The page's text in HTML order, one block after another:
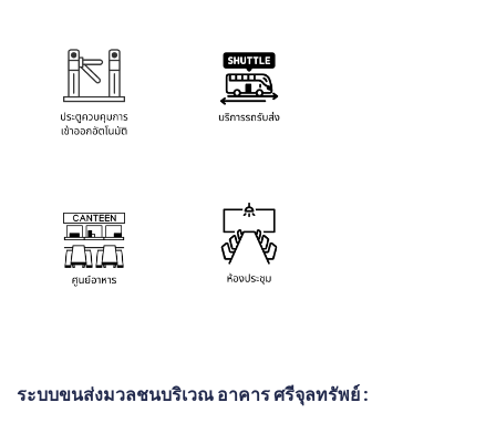
ระบบขนส่งมวลชนบริเวณ อาคาร ศรีจุลทรัพย์ :